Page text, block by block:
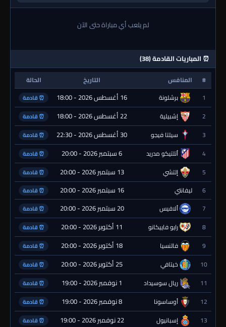
لم يلعب أي مباراة حتى الآن
⏰ المباريات القادمة (38)
# المنافس التاريخ
الحالة
1
برشلونة 16 أغسطس 2026 - 18:00 ⏰ قادمة
2 إشبيلية 22 أغسطس 2026 - 18:00 ⏰ قادمة
3 سيلتا فيجو 30 أغسطس 2026 - 22:30 ⏰ قادمة
4 أتلتيكو مدريد 6 سبتمبر 2026 - 20:00 ⏰ قادمة
5 إلتشي 13 سبتمبر 2026 - 20:00 ⏰ قادمة
6 ليفانتي 16 سبتمبر 2026 - 20:00 ⏰ قادمة
7 ألافيس 20 سبتمبر 2026 - 20:00 ⏰ قادمة
8 رايو فاييكانو 11 أكتوبر 2026 - 20:00 ⏰ قادمة
9 فالنسيا 18 أكتوبر 2026 - 20:00 ⏰ قادمة
10 خيتافي 25 أكتوبر 2026 - 20:00 ⏰ قادمة
11 ريال سوسيداد 1 نوفمبر 2026 - 19:00 ⏰ قادمة
12 أوساسونا 8 نوفمبر 2026 - 19:00 ⏰ قادمة
13 إسبانيول 22 نوفمبر 2026 - 19:00 ⏰ قادمة